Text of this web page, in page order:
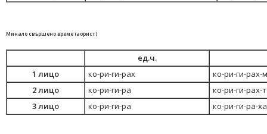
Минало свършено време (аорист)
ед.ч.
1 лицо
ко-ри-ги-рах
ко-ри-ги-рах-
2 лицо
ко-ри-ги-ра
ко-ри-ги-рах-
3 лицо
ко-ри-ги-ра ко-ри-ги-ра-ха